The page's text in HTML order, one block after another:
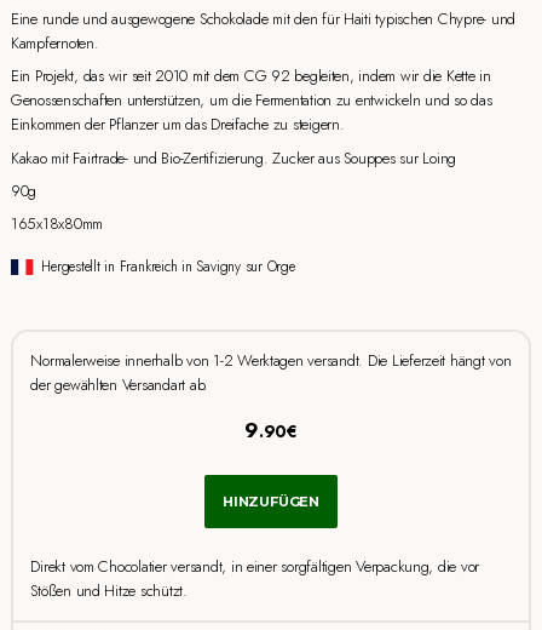
Eine runde und ausgewogene Schokolade mit den für Haiti typischen Chypre- und
Kampfernoten.
Ein Projekt, das wir seit 2010 mit dem CG 92 begleiten, indem wir die Kette in
Genossenschaften unterstützen, um die Fermentation zu entwickeln und so das
Einkommen der Pflanzer um das Dreifache zu steigern.
Kakao mit Fairtrade- und Bio-Zertifizierung. Zucker aus Souppes sur Loing
90g
165x18x80mm
Hergestellt in Frankreich in Savigny sur Orge
Normalerweise innerhalb von 1-2 Werktagen versandt. Die Lieferzeit hängt von
der gewählten Versandart ab.
9.90€
HINZUFÜGEN
Direkt vom Chocolatier versandt, in einer sorgfältigen Verpackung, die vor
Stößen und Hitze schützt.